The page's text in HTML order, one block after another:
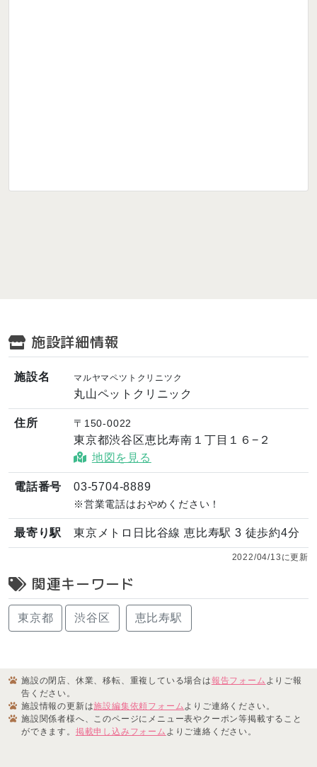
施設詳細情報
施設名 マルヤマペツトクリニツク
丸山ペットクリニック
住所 〒150-0022
東京都渋谷区恵比寿南１丁目１６−２
地図を見る
電話番号 03-5704-8889
※営業電話はおやめください！
最寄り駅 東京メトロ日比谷線 恵比寿駅 3 徒歩約4分
2022/04/13に更新
関連キーワード
東京都 渋谷区 恵比寿駅
施設の閉店、休業、移転、重複している場合は報告フォーム よりご報
告ください。
施設情報の更新は施設編集依頼フォーム よりご連絡ください。
施設関係者様へ、このページにメニュー表やクーポン等掲載すること
ができます。 掲載申し込みフォーム よりご連絡ください。